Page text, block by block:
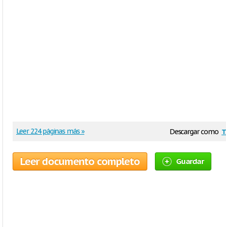
Descargar como
Leer 224 páginas más »
Leer documento completo Guardar